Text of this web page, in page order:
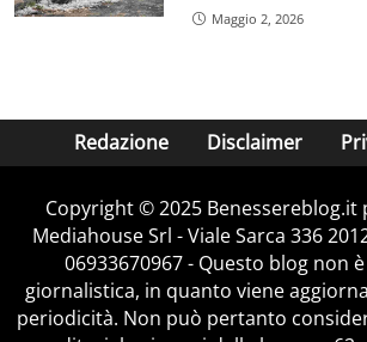
Maggio 2, 2026
Redazione Disclaimer
Copyright © 2025 Benessereblog.it
Mediahouse Srl - Viale Sarca 336
06933670967 - Questo blog non
giornalistica, in quanto viene
periodicità. Non può pertanto